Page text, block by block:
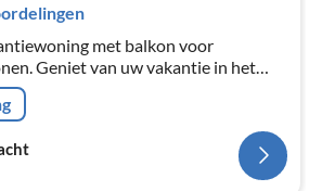
met balkon voor
Geniet van uw vakantie in het
Baltische badplaats Rerik. De flat
verdieping en op zolder.